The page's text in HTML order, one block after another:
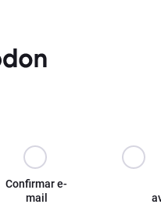
Confirmar e-
mail